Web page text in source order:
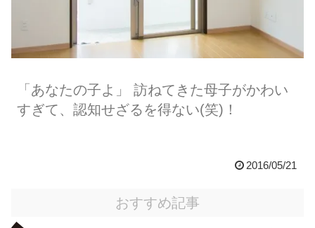
「あなたの子よ」 訪ねてきた母子がかわい
すぎて、認知せざるを得ない(笑)！
2016/05/21
おすすめ記事